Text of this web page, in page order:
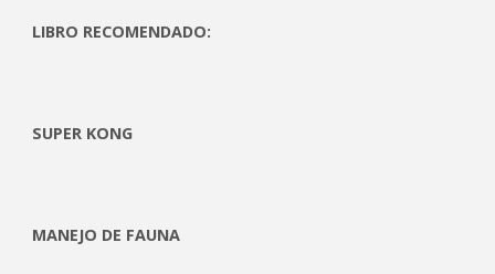
LIBRO RECOMENDADO:
SUPER KONG
MANEJO DE FAUNA